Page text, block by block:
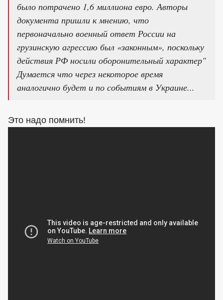
было потрачено 1,6 миллиона евро. Авторы
документа пришли к мнению, что
первоначально военный ответ России на
грузинскую агрессию был «законным», поскольку
действия РФ носили оборонительный характер"
Думается что через некоторое время
аналогично будет и по событиям в Украине...
Это надо помнить!